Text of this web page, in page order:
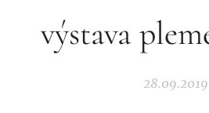
výstava
28.09.2019